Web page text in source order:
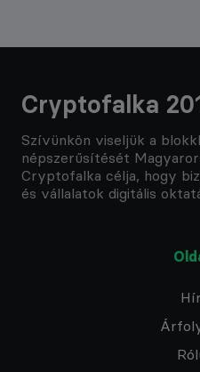
Cryptofalka
Szívünkön viseljük a
népszerűsítését
Cryptofalka célja, hogy
és vállalatok digitális